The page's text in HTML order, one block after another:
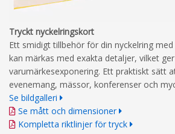
Tryckt nyckelringskort
Ett smidigt tillbehör för din nyckelring
kan märkas med exakta detaljer, vilket
varumärkesexponering. Ett praktiskt sätt
evenemang, mässor, konferenser och
Se bildgalleri
Se mått och dimensioner
Kompletta riktlinjer för tryck